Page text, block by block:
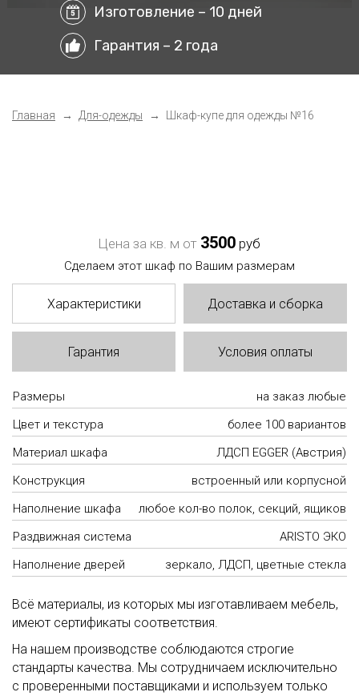
Изготовление – 10 дней
Гарантия – 2 года
Главная Для-одежды Шкаф-купе для одежды №16
Цена за кв. м от 3500 руб
Сделаем этот шкаф по Вашим размерам
Характеристики Доставка и сборка
Гарантия Условия оплаты
Размеры
на заказ любые
Цвет и текстура
более 100 вариантов
Материал шкафа
ЛДСП EGGER (Австрия)
Конструкция
встроенный или корпусной
Наполнение шкафа
любое кол-во полок, секций, ящиков
Раздвижная система
ARISTO ЭКО
Наполнение дверей
зеркало, ЛДСП, цветные стекла
Всё материалы, из которых мы изготавливаем мебель,
имеют сертификаты соответствия.
На нашем производстве соблюдаются строгие
стандарты качества. Мы сотрудничаем исключительно
с проверенными поставщиками и используем только